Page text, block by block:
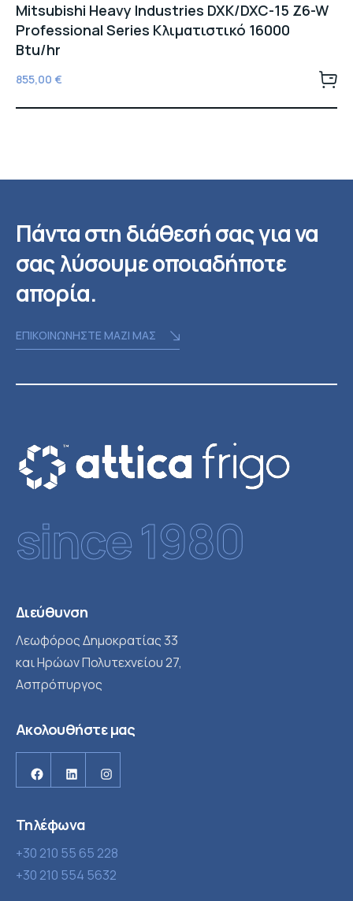
Mitsubishi Heavy Industries DXK/DXC-15 Z6-W
Professional Series Κλιματιστικό 16000
Btu/hr
855,00 €
Πάντα στη διάθεσή σας για να
σας λύσουμε οποιαδήποτε
απορία.
ΕΠΙΚΟΙΝΩΝΗΣΤΕ ΜΑΖΙ ΜΑΣ
since 1980
Διεύθυνση
Λεωφόρος Δημοκρατίας 33
και Ηρώων Πολυτεχνείου 27,
Ασπρόπυργος
Ακολουθήστε μας
FacebookLinkedinInstagram
Τηλέφωνα
+30 210 55 65 228
+30 210 554 5632